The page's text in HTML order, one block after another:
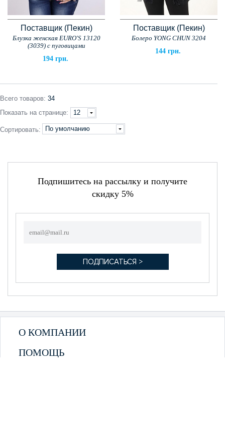
Поставщик (Пекин)
Блузка женская EURO'S 13120
(3039) с пуговицами
194 грн.
Поставщик (Пекин)
Болеро YONG CHUN 3204
144 грн.
Всего товаров: 34
Показать на странице: 12
Сортировать: По умолчанию
Подпишитесь на рассылку и получите
скидку 5%
О КОМПАНИИ
ПОМОЩЬ